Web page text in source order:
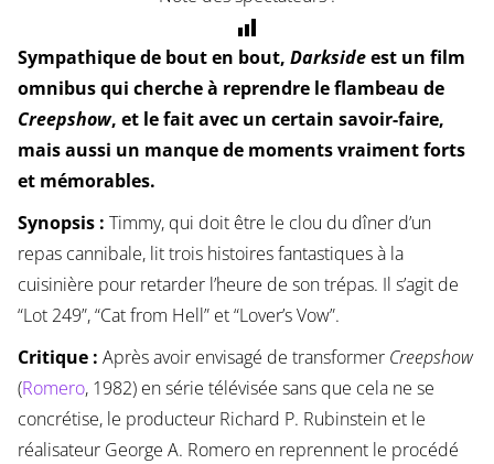
Sympathique de bout en bout, Darksideest un film
omnibus qui cherche à reprendre le flambeau de
Creepshow, et le fait avec un certain savoir-faire,
mais aussi un manque de moments vraiment forts
et mémorables.
Synopsis : Timmy, qui doit être le clou du dîner d’un
repas cannibale, lit trois histoires fantastiques à la
cuisinière pour retarder l’heure de son trépas. Il s’agit de
“Lot 249”, “Cat from Hell” et “Lover’s Vow”.
Critique : Après avoir envisagé de transformer Creepshow
(Romero, 1982) en série télévisée sans que cela ne se
concrétise, le producteur Richard P. Rubinstein et le
réalisateur George A. Romero en reprennent le procédé